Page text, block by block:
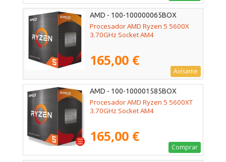
AMD - 100-100000065BOX
Procesador AMD Ryzen 5 5600X
3.70GHz Socket AM4
165,00 €
Avísame
AMD - 100-100001585BOX
Procesador AMD Ryzen 5 5600XT
3.70GHz Socket AM4
165,00 €
Comprar